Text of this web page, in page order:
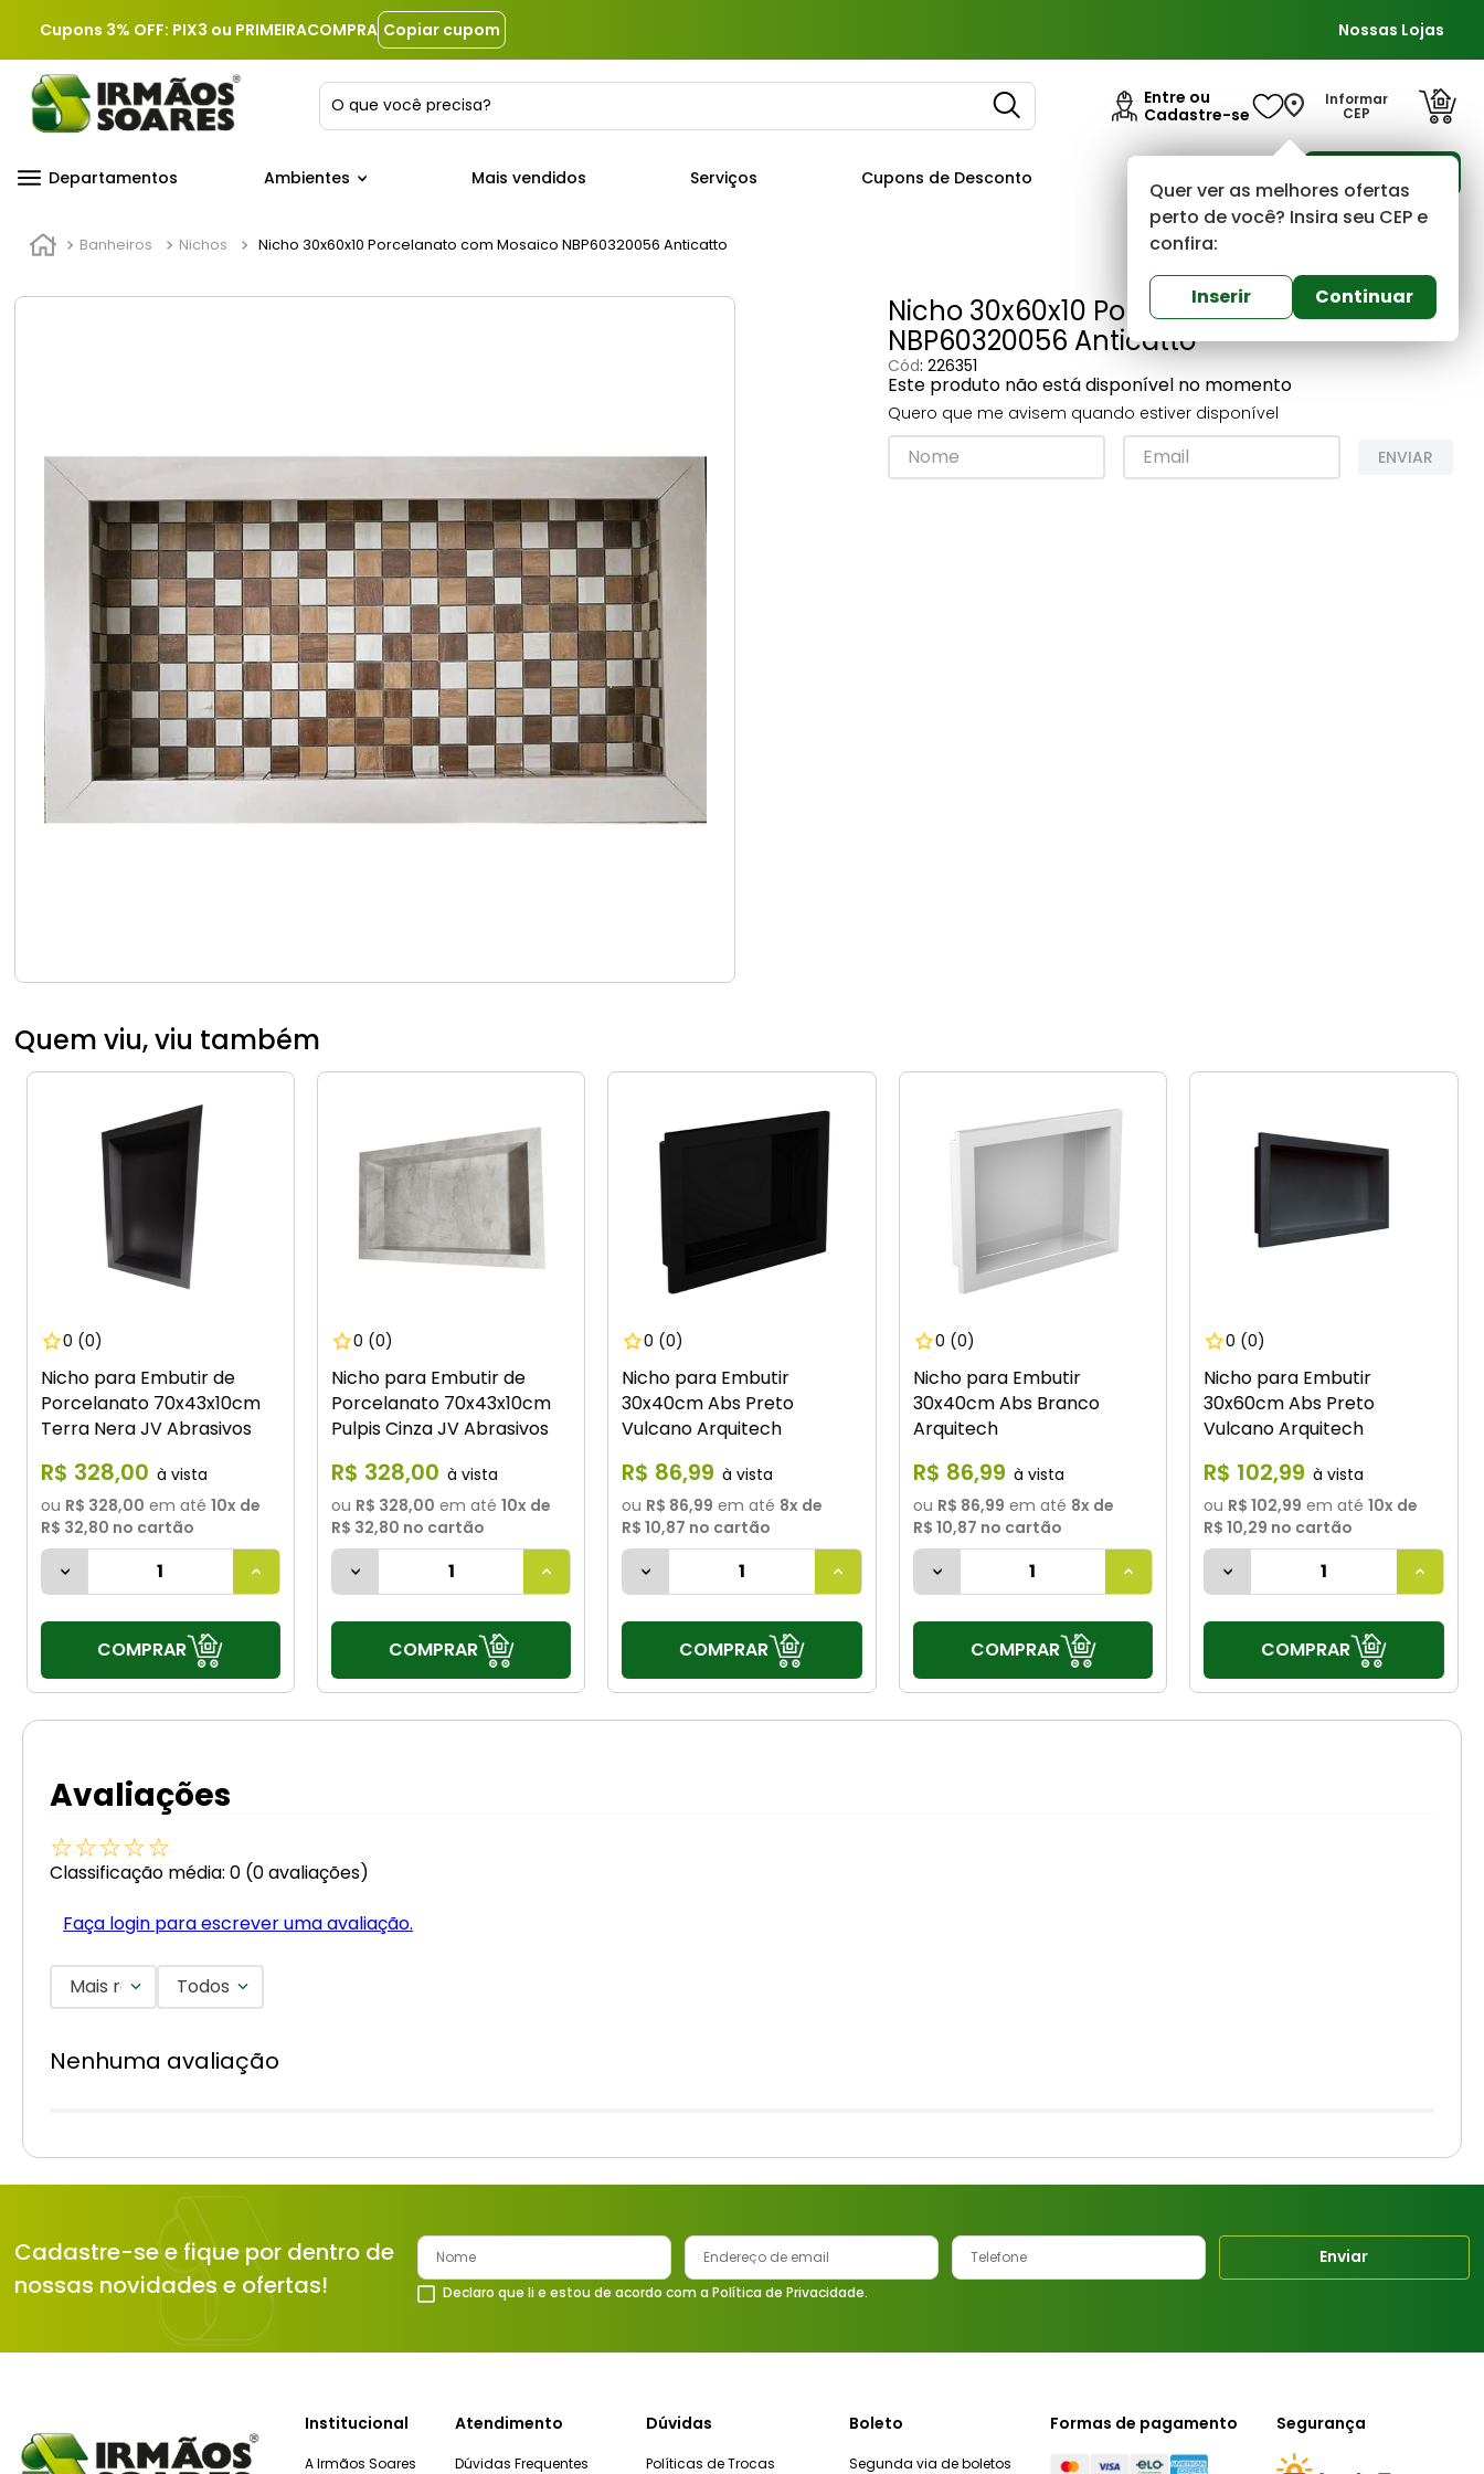
Cupons 3% OFF: PIX3 ou PRIMEIRACOMPRA Copiar cupom Nossas Lojas
O que você precisa?
Entre ou
Cadastre-se
Informar
CEP
Quer ver as melhores ofertas
perto de você? Insira seu CEP e
confira:
Inserir Continuar
Departamentos Ambientes Mais vendidos Serviços Cupons de Desconto
Banheiros Nichos Nicho 30x60x10 Porcelanato com Mosaico NBP60320056 Anticatto
Nicho 30x60x10 Porcelanato com Mosaico
NBP60320056 Anticatto
Cód: 226351
Este produto não está disponível no momento
Quero que me avisem quando estiver disponível
ENVIAR
Quem viu, viu também
0 (0)
Nicho para Embutir de
Porcelanato 70x43x10cm
Terra Nera JV Abrasivos
R$ 328,00
ou R$ 328,00 em até 10x de
R$ 32,80 no cartão
COMPRAR
0 (0)
Nicho para Embutir de
Porcelanato 70x43x10cm
Pulpis Cinza JV Abrasivos
R$ 328,00
ou R$ 328,00 em até 10x de
R$ 32,80 no cartão
COMPRAR
0 (0)
Nicho para Embutir
30x40cm Abs Preto
Vulcano Arquitech
R$ 86,99
ou R$ 86,99 em até 8x de
R$ 10,87 no cartão
COMPRAR
0 (0)
Nicho para Embutir
30x40cm Abs Branco
Arquitech
R$ 86,99
ou R$ 86,99 em até 8x de
R$ 10,87 no cartão
COMPRAR
0 (0)
Nicho para Embutir
30x60cm Abs Preto
Vulcano Arquitech
R$ 102,99
ou R$ 102,99 em até 10x de
R$ 10,29 no cartão
COMPRAR
Avaliações
☆☆☆☆☆
Classificação média: 0 (0 avaliações)
Faça login para escrever uma avaliação.
Mais recentesTodos
Nenhuma avaliação
Cadastre-se e fique por dentro de
nossas novidades e ofertas!
Enviar
Declaro que li e estou de acordo com a Política de Privacidade.
Institucional
A Irmãos Soares
Atendimento
Dúvidas Frequentes
Dúvidas
Políticas de Trocas
Boleto
Segunda via de boletos
Formas de pagamento Segurança
2º
porcelanato
vaso sanitário
10º janela